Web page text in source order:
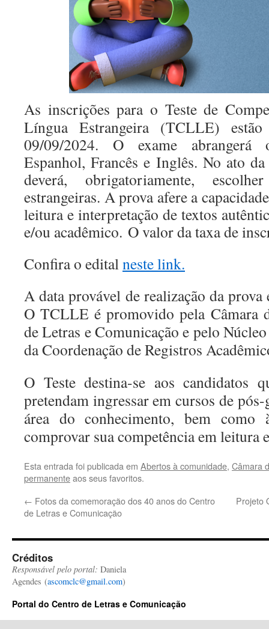
As inscrições para o Teste de
Língua Estrangeira (TCLLE)
09/09/2024. O exame
Espanhol, Francês e Inglês. No ato
deverá, obrigatoriamente,
estrangeiras. A prova afere a
leitura e interpretação de textos
e/ou acadêmico. O valor da taxa de
Confira o editalneste link.
A data provável de realização da
O TCLLE é promovido pela Câmara
de Letras e Comunicação e pelo
daCoordenação de Registros
O Teste destina-se aos candidatos
pretendam ingressar em cursos de
área do conhecimento, bem como
comprovar sua competência em leitura
Esta entrada foi publicada em Abertos à comunidade, Câmara
permanenteaos seus favoritos.
← Fotos da comemoração dos 40 anos do Centro
de Letras e Comunicação
Projeto
Créditos
Responsável pelo portal: Daniela
Agendes (ascomclc@gmail.com)
Portal do Centro de Letras e Comunicação